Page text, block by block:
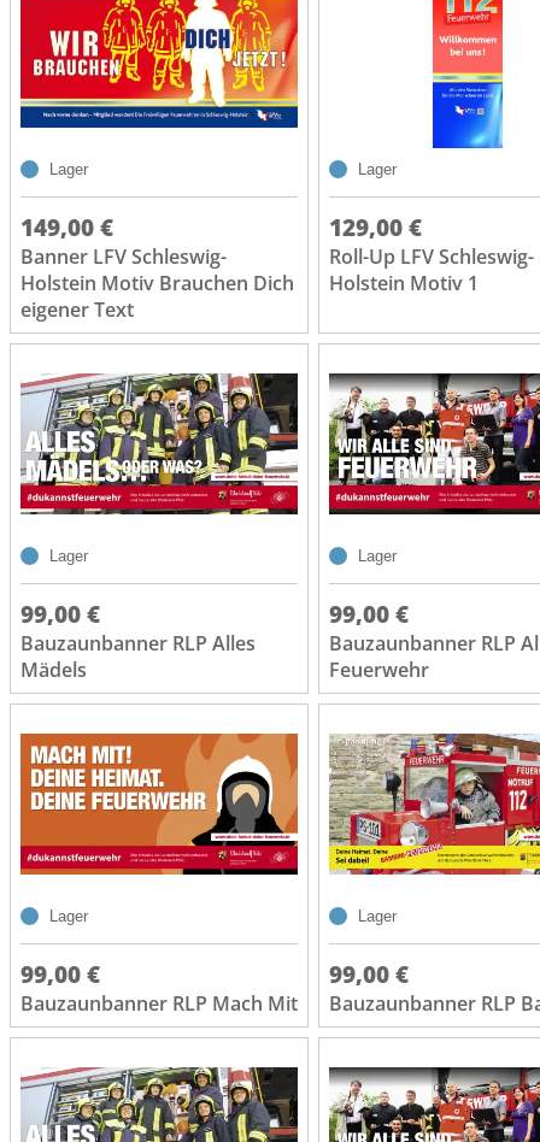
Lager
149,00 €
Banner LFV Schleswig-
Holstein Motiv Brauchen Dich
eigener Text
Lager
129,00 €
Roll-Up LFV Schleswig-
Holstein Motiv 1
Lager
99,00 €
Bauzaunbanner RLP Alles
Mädels
Lager
99,00 €
Bauzaunbanner RLP
Feuerwehr
Lager
99,00 €
Bauzaunbanner RLP Mach Mit
Lager
99,00 €
Bauzaunbanner RLP